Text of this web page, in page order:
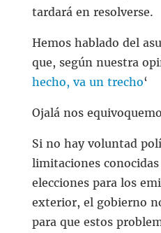
tardará en resolverse.
Hemos hablado del
que, según nuestra
hecho, va un trecho‘
Ojalá nos
Si no hay voluntad
limitaciones
elecciones para los
exterior, el gobierno
para que estos